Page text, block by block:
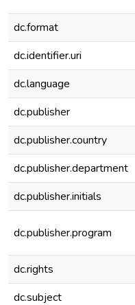
dc.format
dc.identifier.uri
dc.language
dc.publisher
dc.publisher.country
dc.publisher.department
dc.publisher.initials
dc.publisher.program
dc.rights
dc.subject